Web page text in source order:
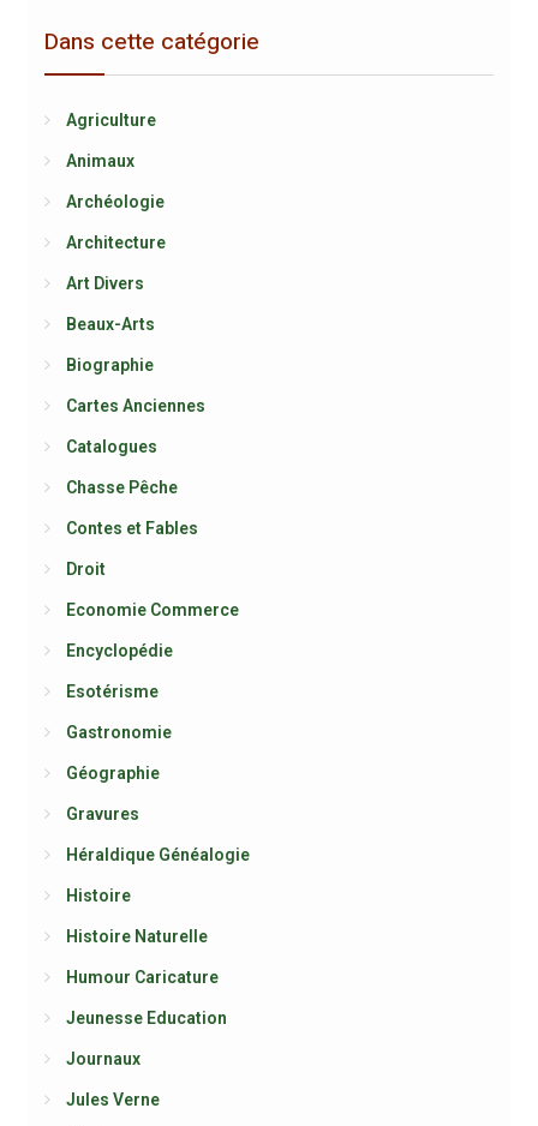
Dans cette catégorie
Agriculture
Animaux
Archéologie
Architecture
Art Divers
Beaux-Arts
Biographie
Cartes Anciennes
Catalogues
Chasse Pêche
Contes et Fables
Droit
Economie Commerce
Encyclopédie
Esotérisme
Gastronomie
Géographie
Gravures
Héraldique Généalogie
Histoire
Histoire Naturelle
Humour Caricature
Jeunesse Education
Journaux
Jules Verne